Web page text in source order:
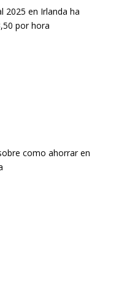
2025 en Irlanda ha
por hora
como ahorrar en